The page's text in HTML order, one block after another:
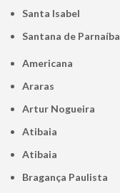
Santa Isabel
Santana de Parnaíba
Americana
Araras
Artur Nogueira
Atibaia
Atibaia
Bragança Paulista